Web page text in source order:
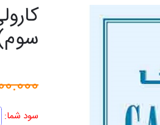
سود شما: